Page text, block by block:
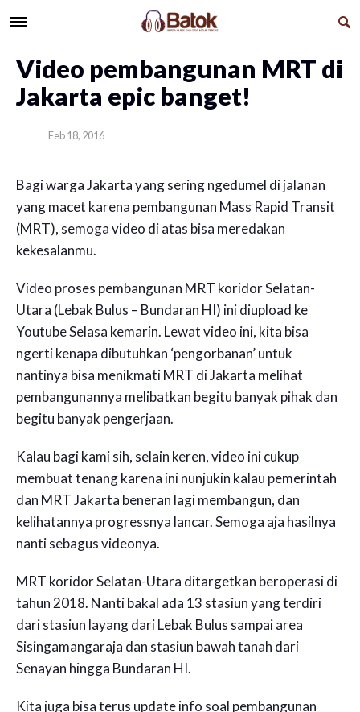
Video pembangunan MRT di
Jakarta epic banget!
Feb 18, 2016
Bagi warga Jakarta yang sering ngedumel di jalanan
yang macet karena pembangunan Mass Rapid Transit
(MRT), semoga video di atas bisa meredakan
kekesalanmu.
Video proses pembangunan MRT koridor Selatan-
Utara (Lebak Bulus – Bundaran HI) ini diupload ke
Youtube Selasa kemarin. Lewat video ini, kita bisa
ngerti kenapa dibutuhkan ‘pengorbanan’ untuk
nantinya bisa menikmati MRT di Jakarta melihat
pembangunannya melibatkan begitu banyak pihak dan
begitu banyak pengerjaan.
Kalau bagi kami sih, selain keren, video ini cukup
membuat tenang karena ini nunjukin kalau pemerintah
dan MRT Jakarta beneran lagi membangun, dan
kelihatannya progressnya lancar. Semoga aja hasilnya
nanti sebagus videonya.
MRT koridor Selatan-Utara ditargetkan beroperasi di
tahun 2018. Nanti bakal ada 13 stasiun yang terdiri
dari stasiun layang dari Lebak Bulus sampai area
Sisingamangaraja dan stasiun bawah tanah dari
Senayan hingga Bundaran HI.
Kita juga bisa terus update info soal pembangunan